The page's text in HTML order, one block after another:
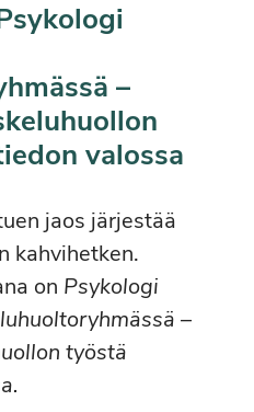
–
valossa
jaos järjestää
kahvihetken.
on Psykologi
–
työstä